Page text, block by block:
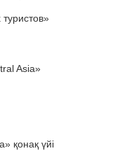
Asia»
қонақ үйі